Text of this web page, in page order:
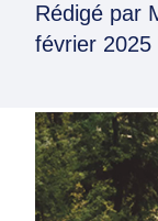
Rédigé par
février 2025